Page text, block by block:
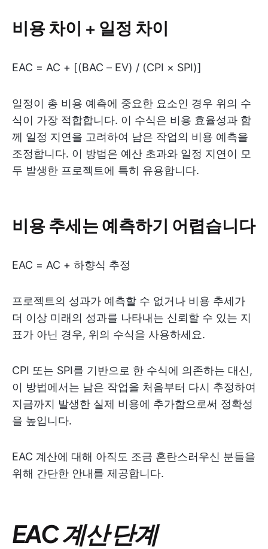
비용 차이 + 일정 차이
EAC = AC + [(BAC – EV) / (CPI × SPI)]
일정이 총 비용 예측에 중요한 요소인 경우 위의 수
식이 가장 적합합니다. 이 수식은 비용 효율성과 함
께 일정 지연을 고려하여 남은 작업의 비용 예측을
조정합니다. 이 방법은 예산 초과와 일정 지연이 모
두 발생한 프로젝트에 특히 유용합니다.
비용 추세는 예측하기 어렵습니다
EAC = AC + 하향식 추정
프로젝트의 성과가 예측할 수 없거나 비용 추세가
더 이상 미래의 성과를 나타내는 신뢰할 수 있는 지
표가 아닌 경우, 위의 수식을 사용하세요.
CPI 또는 SPI를 기반으로 한 수식에 의존하는 대신,
이 방법에서는 남은 작업을 처음부터 다시 추정하여
지금까지 발생한 실제 비용에 추가함으로써 정확성
을 높입니다.
EAC 계산에 대해 아직도 조금 혼란스러우신 분들을
위해 간단한 안내를 제공합니다.
EAC 계산 단계